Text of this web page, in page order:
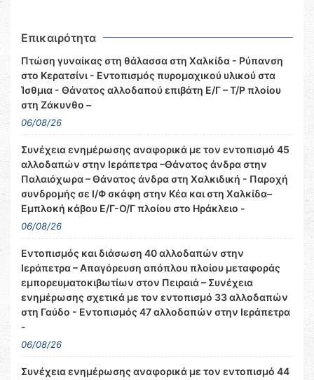
Επικαιρότητα
Πτώση γυναίκας στη θάλασσα στη Χαλκίδα - Ρύπανση
στο Κερατσίνι - Εντοπισμός πυρομαχικού υλικού στα
Ίσθμια - Θάνατος αλλοδαπού επιβάτη Ε/Γ – Τ/Ρ πλοίου
στη Ζάκυνθο –
06/08/26
Συνέχεια ενημέρωσης αναφορικά με τον εντοπισμό 45
αλλοδαπών στην Ιεράπετρα –Θάνατος άνδρα στην
Παλαιόχωρα – Θάνατος άνδρα στη Χαλκιδική - Παροχή
συνδρομής σε Ι/Φ σκάφη στην Κέα και στη Χαλκίδα–
Εμπλοκή κάβου Ε/Γ-Ο/Γ πλοίου στο Ηράκλειο -
06/08/26
Εντοπισμός και διάσωση 40 αλλοδαπών στην
Ιεράπετρα – Απαγόρευση απόπλου πλοίου μεταφοράς
εμπορευματοκιβωτίων στον Πειραιά – Συνέχεια
ενημέρωσης σχετικά με τον εντοπισμό 33 αλλοδαπών
στη Γαύδο - Εντοπισμός 47 αλλοδαπών στην Ιεράπετρα
-
06/08/26
Συνέχεια ενημέρωσης αναφορικά με τον εντοπισμό 44